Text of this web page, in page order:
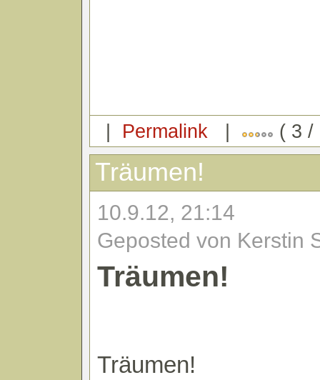
| Permalink | ( 3 /
Träumen!
10.9.12, 21:14
Geposted von Kerstin
Träumen!
Träumen!